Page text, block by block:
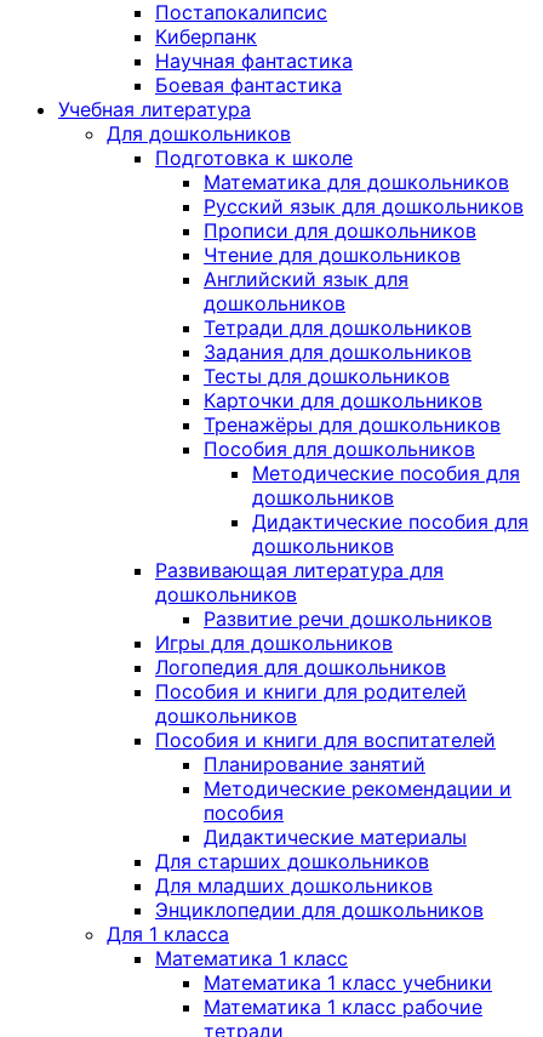
Постапокалипсис
Киберпанк
Научная фантастика
Боевая фантастика
Учебная литература
Для дошкольников
Подготовка к школе
Математика для дошкольников
Русский язык для дошкольников
Прописи для дошкольников
Чтение для дошкольников
Английский язык для
дошкольников
Тетради для дошкольников
Задания для дошкольников
Тесты для дошкольников
Карточки для дошкольников
Тренажёры для дошкольников
Пособия для дошкольников
Методические пособия для
дошкольников
Дидактические пособия для
дошкольников
Развивающая литература для
дошкольников
Развитие речи дошкольников
Игры для дошкольников
Логопедия для дошкольников
Пособия и книги для родителей
дошкольников
Пособия и книги для воспитателей
Планирование занятий
Методические рекомендации и
пособия
Дидактические материалы
Для старших дошкольников
Для младших дошкольников
Энциклопедии для дошкольников
Для 1 класса
Математика 1 класс
Математика 1 класс учебники
Математика 1 класс рабочие
тетради